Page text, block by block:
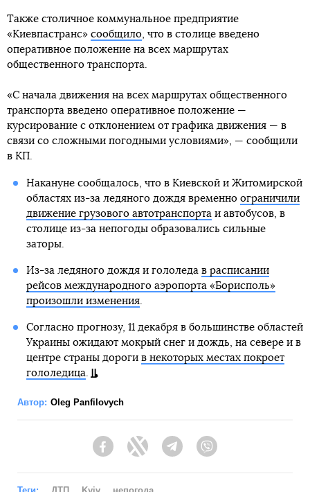
Также столичное коммунальное предприятие
«Киевпастранс» сообщило, что в столице введено
оперативное положение на всех маршрутах
общественного транспорта.
«С начала движения на всех маршрутах общественного
транспорта введено оперативное положение —
курсирование с отклонением от графика движения — в
связи со сложными погодными условиями», — сообщили
в КП.
Накануне сообщалось, что в Киевской и Житомирской
областях из-за ледяного дождя временно ограничили
движение грузового автотранспортаи автобусов, в
столице из-за непогоды образовались сильные
заторы.
Из-за ледяного дождя и гололеда в расписании
рейсов международного аэропорта «Борисполь»
произошли изменения.
Согласно прогнозу, 11 декабря в большинстве областей
Украины ожидают мокрый снег и дождь, на севере и в
центре страны дороги в некоторых местах покроет
гололедица.
Автор: Oleg Panfilovych
FacebookTwitter Telegram